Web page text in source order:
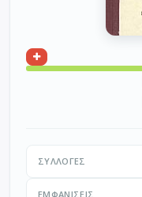
ΣΥΛΛΟΓΈΣ
ΕΜΦΑΝΊΣΕΙΣ